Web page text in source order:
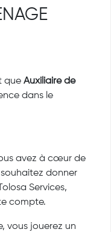
que Auxiliaire de
dans le
avez à cœur de
donner
Services,
compte.
vous jouerez un